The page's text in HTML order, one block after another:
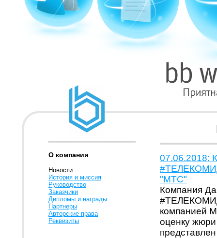
О компании
Новости
История и миссия
Руководство
Заказчики
Дипломы и награды
Партнеры
Авторские права
Реквизиты
07.06.2018:
"МТС"
Компания
компанией
оценку